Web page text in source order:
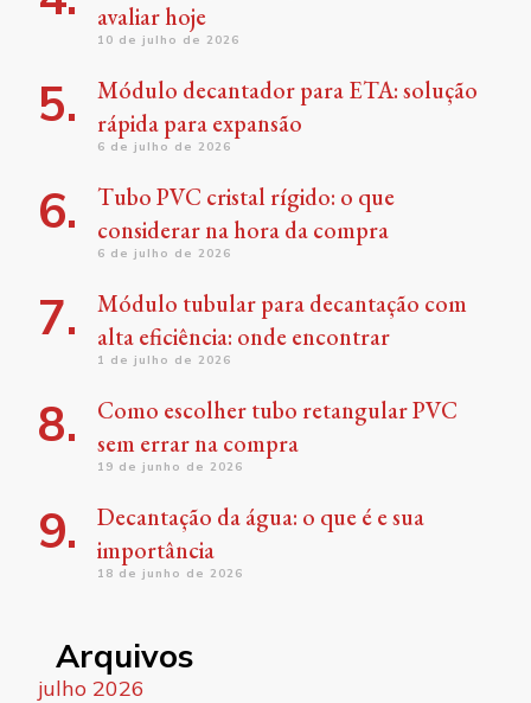
avaliar hoje
10 de julho de 2026
Módulo decantador para ETA: solução
rápida para expansão
6 de julho de 2026
Tubo PVC cristal rígido: o que
considerar na hora da compra
6 de julho de 2026
Módulo tubular para decantação com
alta eficiência: onde encontrar
1 de julho de 2026
Como escolher tubo retangular PVC
sem errar na compra
19 de junho de 2026
Decantação da água: o que é e sua
importância
18 de junho de 2026
Arquivos
julho 2026